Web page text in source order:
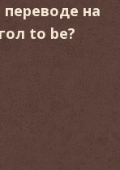
на
to be?